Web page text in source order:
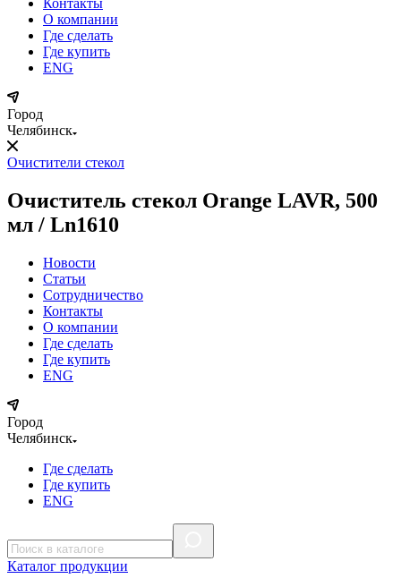
Контакты
О компании
Где сделать
Где купить
ENG
Город
Челябинск
Очистители стекол
Очиститель стекол Orange LAVR, 500
мл / Ln1610
Новости
Статьи
Сотрудничество
Контакты
О компании
Где сделать
Где купить
ENG
Город
Челябинск
Где сделать
Где купить
ENG
Каталог продукции